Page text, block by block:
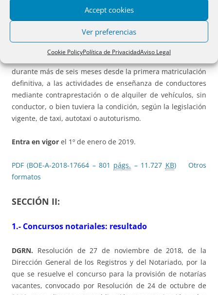
Accept cookies
Ver preferencias
Cookie PolicyPolítica de PrivacidadAviso Legal
un 10% para vehículos con más de doce años.
El importe, que resulte de la aplicación de los porcentajes
anteriores, se reducirá al 70 por 100 cuando el vehículo
durante más de seis meses desde la primera matriculación
definitiva, a las actividades de enseñanza de conductores
mediante contraprestación o de alquiler de vehículos, sin
conductor, o bien tuviera la condición, según la legislación
vigente, de taxi, autotaxi o autoturismo.
Entra en vigor el 1º de enero de 2019.
PDF (BOE-A-2018-17664 – 801 págs. – 11.727 KB)
Otros
formatos
SECCIÓN II:
1.- Concursos notariales: resultado
DGRN. Resolución de 27 de noviembre de 2018, de la
Dirección General de los Registros y del Notariado, por la
que se resuelve el concurso para la provisión de notarías
vacantes, convocado por Resolución de 24 de octubre de